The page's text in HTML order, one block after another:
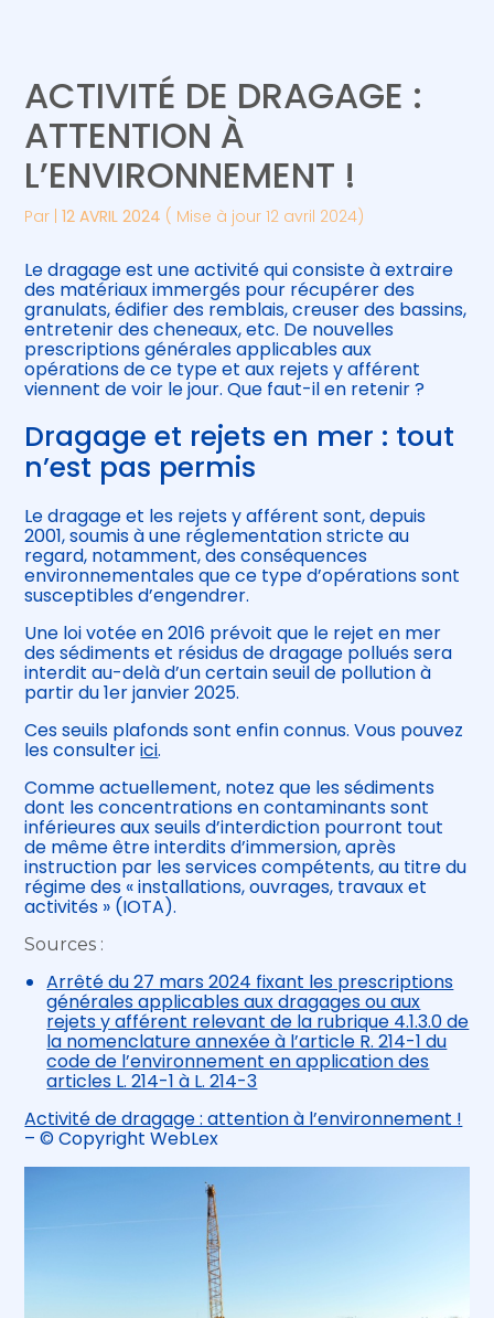
Gérer votre quotidien
Piloter votre entreprise
Développer votre entreprise
Construire votre patrimoine
Être prêt pour la facturation
électronique
Suivre votre comptabilité
Gérer vos ressources humaines
ACTIVITÉ DE DRAGAGE :
ATTENTION À
L’ENVIRONNEMENT !
Par |12 AVRIL 2024 ( Mise à jour 12 avril 2024)
Le dragage est une activité qui consiste à extraire
des matériaux immergés pour récupérer des
granulats, édifier des remblais, creuser des bassins,
entretenir des cheneaux, etc. De nouvelles
prescriptions générales applicables aux
opérations de ce type et aux rejets y afférent
viennent de voir le jour. Que faut-il en retenir ?
Dragage et rejets en mer : tout
n’est pas permis
Le dragage et les rejets y afférent sont, depuis
2001, soumis à une réglementation stricte au
regard, notamment, des conséquences
environnementales que ce type d’opérations sont
susceptibles d’engendrer.
Une loi votée en 2016 prévoit que le rejet en mer
des sédiments et résidus de dragage pollués sera
interdit au-delà d’un certain seuil de pollution à
partir du 1er janvier 2025.
Ces seuils plafonds sont enfin connus. Vous pouvez
les consulterici.
Comme actuellement, notez que les sédiments
dont les concentrations en contaminants sont
inférieures aux seuils d’interdiction pourront tout
de même être interdits d’immersion, après
instruction par les services compétents, au titre du
régime des « installations, ouvrages, travaux et
activités » (IOTA).
Sources :
Arrêté du 27 mars 2024 fixant les prescriptions
générales applicables aux dragages ou aux
rejets y afférent relevant de la rubrique 4.1.3.0 de
la nomenclature annexée à l’article R. 214-1 du
code de l’environnement en application des
articles L. 214-1 à L. 214-3
Activité de dragage : attention à l’environnement !
– © Copyright WebLex